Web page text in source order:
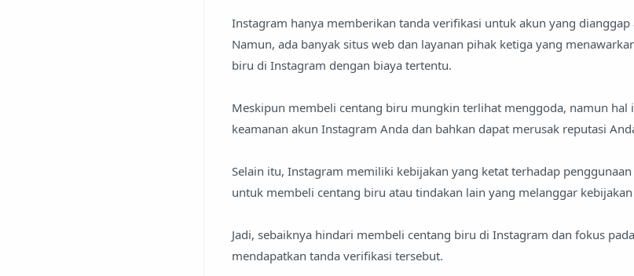
Instagram hanya memberikan tanda verifikasi untuk akun yang
Namun, ada banyak situs web dan layanan pihak ketiga yang
biru di Instagram dengan biaya tertentu.
Meskipun membeli centang biru mungkin terlihat menggoda, namun hal
keamanan akun Instagram Anda dan bahkan dapat merusak reputasi
Selain itu, Instagram memiliki kebijakan yang ketat terhadap
untuk membeli centang biru atau tindakan lain yang melanggar
Jadi, sebaiknya hindari membeli centang biru di Instagram dan fokus
mendapatkan tanda verifikasi tersebut.